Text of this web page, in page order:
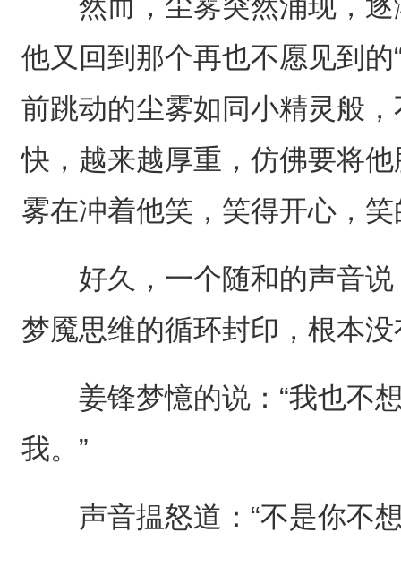
他又回到那个再也不愿见到的
前跳动的尘雾如同小精灵般
快，越来越厚重，仿佛要将
雾在冲着他笑，笑得开心，
好久，一个随和的声音说
梦魇思维的循环封印，根本没
姜锋梦憶的说：“我也不想
我。”
声音揾怒道：“不是你不想